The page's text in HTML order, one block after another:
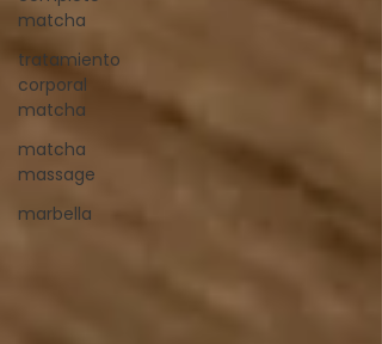
matcha
tratamiento
corporal
matcha
matcha
massage
marbella